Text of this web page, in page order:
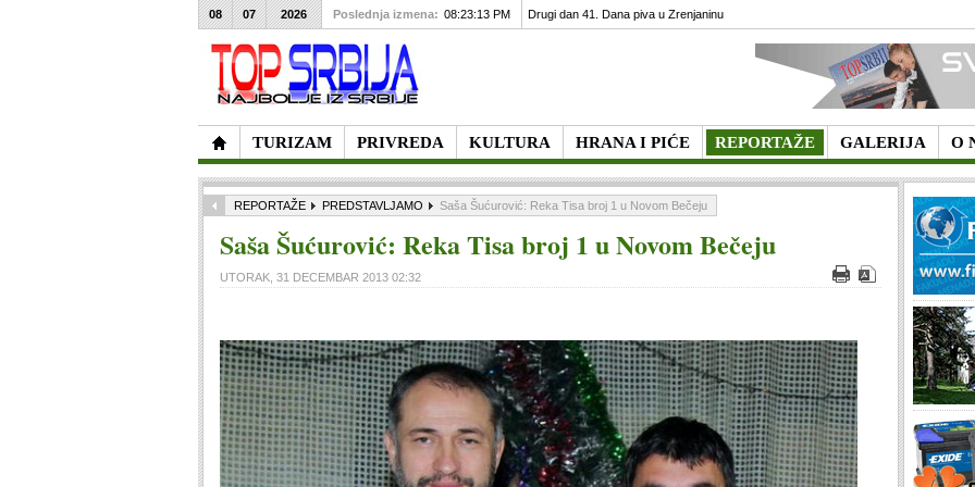
TURIZAM PRIVREDA KULTURA HRANA I PIĆE REPORTAŽE GALERIJA O
08 07 2026 Poslednja izmena: 08:23:13 PM Drugi dan 41. Dana piva u Zrenjaninu
REPORTAŽE PREDSTAVLJAMO Saša Šućurović: Reka Tisa broj 1 u Novom Bečeju
Saša Šućurović: Reka Tisa broj 1 u Novom Bečeju
UTORAK, 31 DECEMBAR 2013 02:32